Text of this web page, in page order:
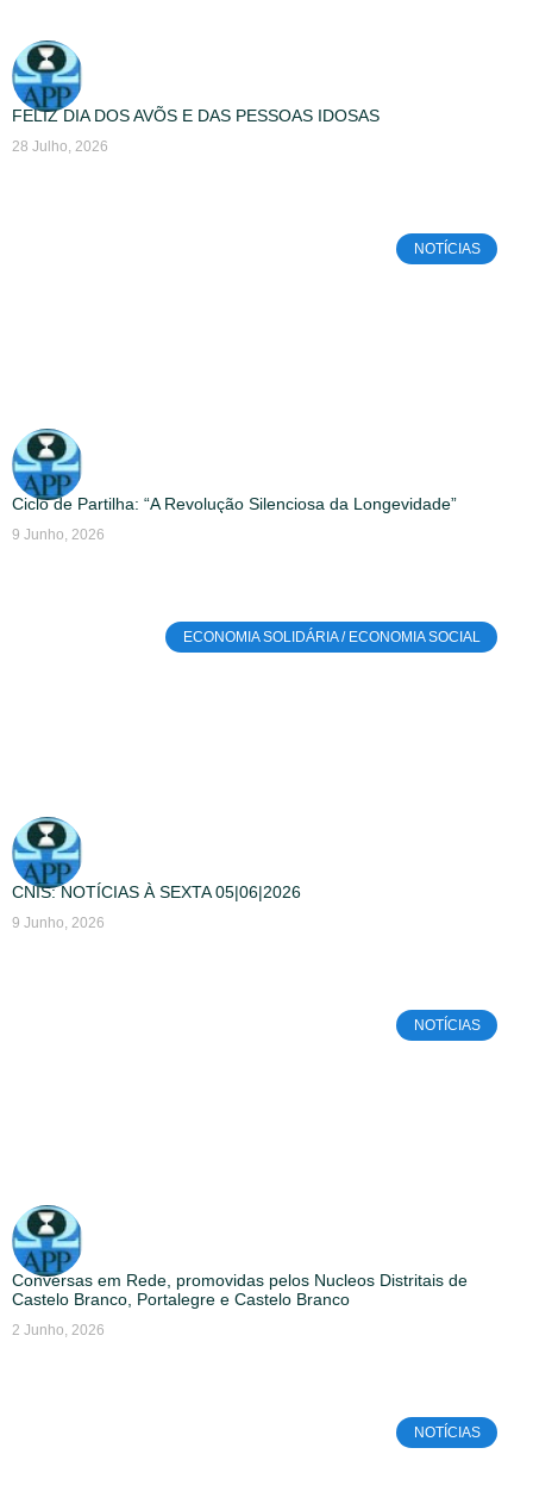
FELIZ DIA DOS AVÕS E DAS PESSOAS IDOSAS
28 Julho, 2026
NOTÍCIAS
Ciclo de Partilha: “A Revolução Silenciosa da Longevidade”
9 Junho, 2026
ECONOMIA SOLIDÁRIA / ECONOMIA SOCIAL
CNIS: NOTÍCIAS À SEXTA 05|06|2026
9 Junho, 2026
NOTÍCIAS
Conversas em Rede, promovidas pelos Nucleos Distritais de
Castelo Branco, Portalegre e Castelo Branco
2 Junho, 2026
NOTÍCIAS